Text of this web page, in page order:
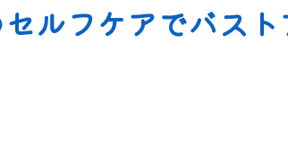
ルフケアでバス